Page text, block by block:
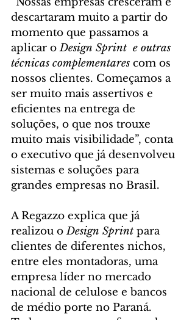
descartaram muito a partir do
momento que passamos a
aplicar o Design Sprint  e outras
técnicas complementares com os
nossos clientes. Começamos a
ser muito mais assertivos e
eficientes na entrega de
soluções, o que nos trouxe
muito mais visibilidade”, conta
o executivo que já desenvolveu
sistemas e soluções para
grandes empresas no Brasil.
A Regazzo explica que já
realizou o Design Sprint para
clientes de diferentes nichos,
entre eles montadoras, uma
empresa líder no mercado
nacional de celulose e bancos
de médio porte no Paraná.